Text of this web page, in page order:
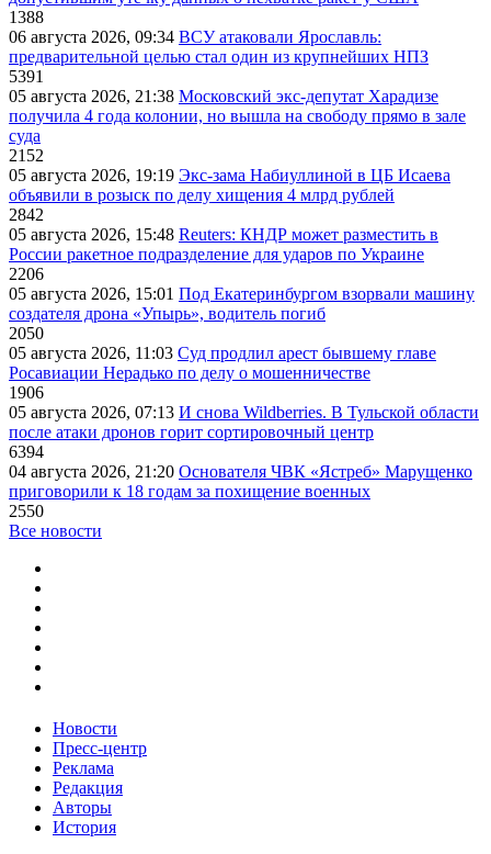
1388
06 августа 2026, 09:34 ВСУ атаковали Ярославль:
предварительной целью стал один из крупнейших НПЗ
5391
05 августа 2026, 21:38 Московский экс-депутат Харадизе
получила 4 года колонии, но вышла на свободу прямо в зале
суда
2152
05 августа 2026, 19:19 Экс-зама Набиуллиной в ЦБ Исаева
объявили в розыск по делу хищения 4 млрд рублей
2842
05 августа 2026, 15:48 Reuters: КНДР может разместить в
России ракетное подразделение для ударов по Украине
2206
05 августа 2026, 15:01 Под Екатеринбургом взорвали машину
создателя дрона «Упырь», водитель погиб
2050
05 августа 2026, 11:03 Суд продлил арест бывшему главе
Росавиации Нерадько по делу о мошенничестве
1906
05 августа 2026, 07:13 И снова Wildberries. В Тульской области
после атаки дронов горит сортировочный центр
6394
04 августа 2026, 21:20 Основателя ЧВК «Ястреб» Марущенко
приговорили к 18 годам за похищение военных
2550
Все новости
Новости
Пресс-центр
Реклама
Редакция
Авторы
История